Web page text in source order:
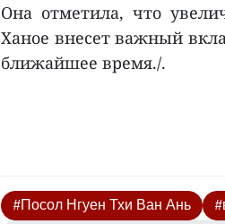
Она отметила, что
Ханое внесет важный
ближайшее время./.
#Посол Нгуен Тхи Ван Ань